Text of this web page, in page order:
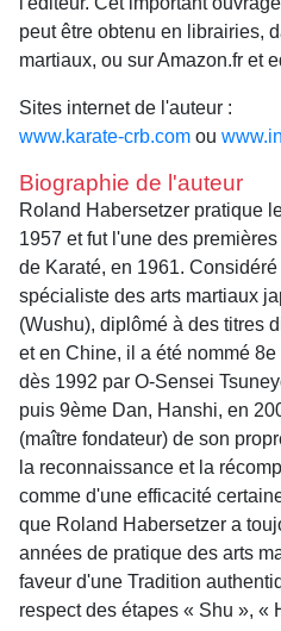
peut être obtenu en librairies,
martiaux, ou sur Amazon.fr et
Sites internet de l'auteur :
www.karate-crb.com ou
Biographie de l'auteur
Roland Habersetzer pratique
1957 et fut l'une des
de Karaté, en 1961.
spécialiste des arts martiaux
(Wushu), diplômé à des titres
et en Chine, il a été nommé
dès 1992 par O-Sensei
puis 9ème Dan, Hanshi, en
(maître fondateur) de son
la reconnaissance et la
comme d'une efficacité
que Roland Habersetzer a
années de pratique des arts
faveur d'une Tradition
respect des étapes « Shu », «